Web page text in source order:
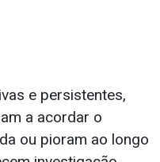
e persistentes,
a acordar o
ou pioram ao longo